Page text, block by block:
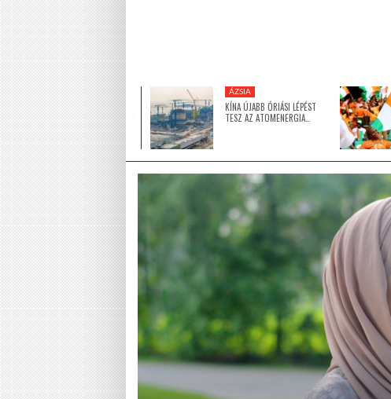
ÁZSIA
KÍNA ÚJABB ÓRIÁSI LÉPÉST
TESZ AZ ATOMENERGIA…